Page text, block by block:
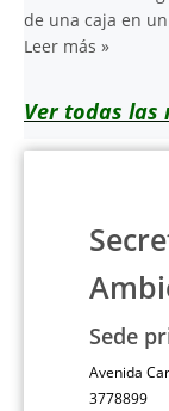
de una caja en
Leer más »
Ver todas las
Sede
Avenida
3778899